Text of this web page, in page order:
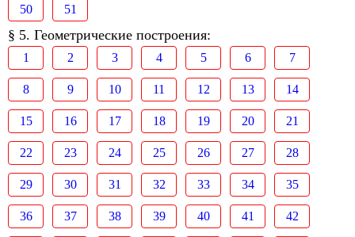
50 51
§ 5. Геометрические построения:
1 2 3 4 5 6 7
8 9 10 11 12 13 14
15 16 17 18 19 20 21
22 23 24 25 26 27 28
29 30 31 32 33 34 35
36 37 38 39 40 41 42